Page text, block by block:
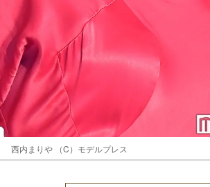
西内まりや （C）モデルプレス